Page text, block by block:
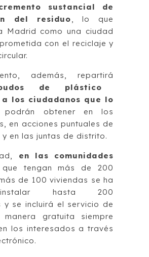
sustancial de
del residuo, lo que
Madrid como una ciudad
con el reciclaje y
además, repartirá
de plástico
los ciudadanos que lo
obtener en los
en acciones puntuales de
y en las juntas de distrito.
en las comunidades
que tengan más de 200
de 100 viviendas se ha
hasta 200
y se incluirá el servicio de
gratuita siempre
los interesados a través